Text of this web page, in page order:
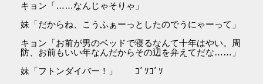
キョン「……なんじゃそりゃ」
妹「だからね、こうふぁーっとしたのでうにゃーって」
キョン「お前が男のベッドで寝るなんて十年はやい。周
防、お前もいい年なんだからその辺を弁えてだな……」
妹「フトンダイバー！」 ｺﾞｿｺﾞｿ